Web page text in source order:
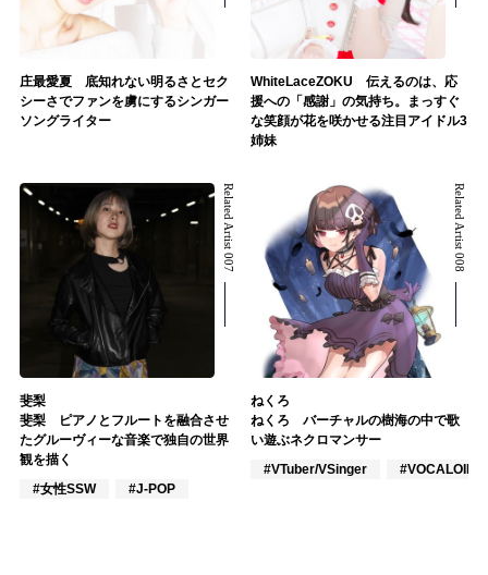
庄最愛夏 底知れない明るさとセク
シーさでファンを虜にするシンガー
ソングライター
WhiteLaceZOKU 伝えるのは、応
援への「感謝」の気持ち。まっすぐ
な笑顔が花を咲かせる注目アイドル3
姉妹
Related Artist 007
斐梨
斐梨 ピアノとフルートを融合させ
たグルーヴィーな音楽で独自の世界
観を描く
#女性SSW
#J-POP
Related Artist 008
ねくろ
ねくろ バーチャルの樹海の中で歌
い遊ぶネクロマンサー
#VTuber/VSinger
#VOCALOID